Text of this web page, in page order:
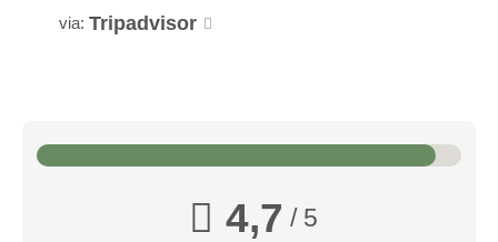
Junior-Suite A/C Sunstar Hotel Piemont
via: Tripadvisor
4,7 / 5